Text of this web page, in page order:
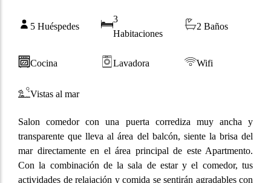
5 Huéspedes
3
Habitaciones
2 Baños
Cocina Lavadora Wifi
Vistas al mar
Salon comedor con una puerta corrediza muy ancha y
transparente que lleva al área del balcón, siente la brisa del
mar directamente en el área principal de este Apartmento.
Con la combinación de la sala de estar y el comedor, tus
actividades de relajación y comida se sentirán agradables con